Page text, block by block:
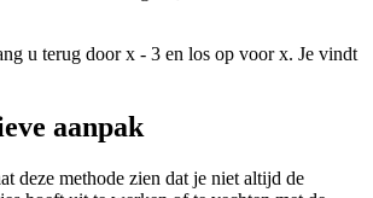
u terug door x - 3 en los op voor x. Je vindt
aanpak
deze methode zien dat je niet altijd de